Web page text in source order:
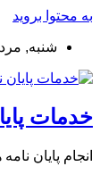
به محتوا بروید
شنبه, مرداد ۱۷,
خدمات
انجام پایان